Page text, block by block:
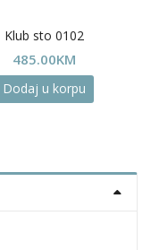
Klub sto 0102
485.00KM
Dodaj u korpu